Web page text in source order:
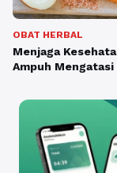
OBAT HERBAL
Menjaga
Ampuh